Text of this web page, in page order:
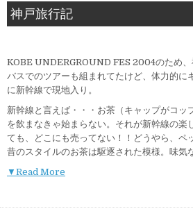
神戸旅行記
KOBE UNDERGROUND FES 2004のため
バスでのツアーも組まれてたけど、体力的に
に新幹線で現地入り。
新幹線と言えば・・・お茶（キャップがコッ
を飲まなきゃ始まらない。それが新幹線の楽
ても、どこにも売ってない！！どうやら、ペ
昔のスタイルのお茶は駆逐された模様。味気
▼Read More